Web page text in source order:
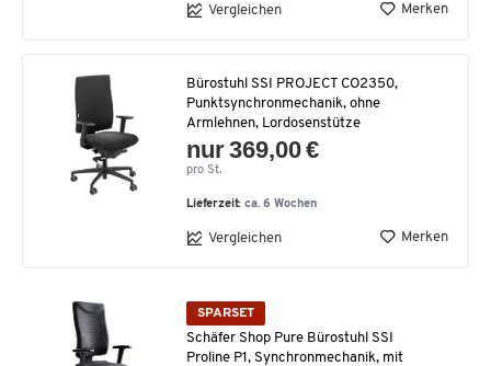
Vergleichen Merken
Bürostuhl SSI PROJECT CO2350,
Punktsynchronmechanik, ohne
Armlehnen, Lordosenstütze
nur 369,00 €
pro St.
Lieferzeit:ca. 6 Wochen
Vergleichen Merken
SPARSET
Schäfer Shop Pure Bürostuhl SSI
Proline P1, Synchronmechanik, mit